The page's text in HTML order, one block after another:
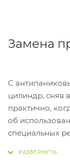
Замена
C
цилиндр, сняв
практично,
об
специальных